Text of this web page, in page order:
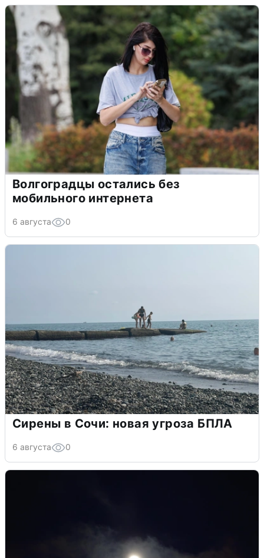
Волгоградцы остались без
мобильного интернета
6 августа 0
Сирены в Сочи: новая угроза БПЛА
6 августа 0